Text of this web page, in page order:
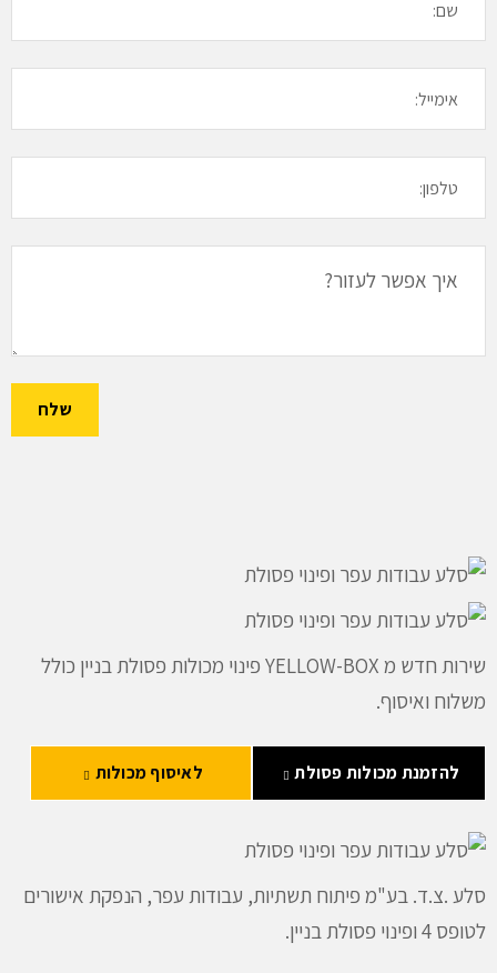
שירות חדש מ YELLOW-BOX פינוי מכולות פסולת בניין כולל
משלוח ואיסוף.
להזמנת מכולות פסולת לאיסוף מכולות
סלע .צ.ד. בע"מ פיתוח תשתיות, עבודות עפר, הנפקת אישורים
לטופס 4 ופינוי פסולת בניין.